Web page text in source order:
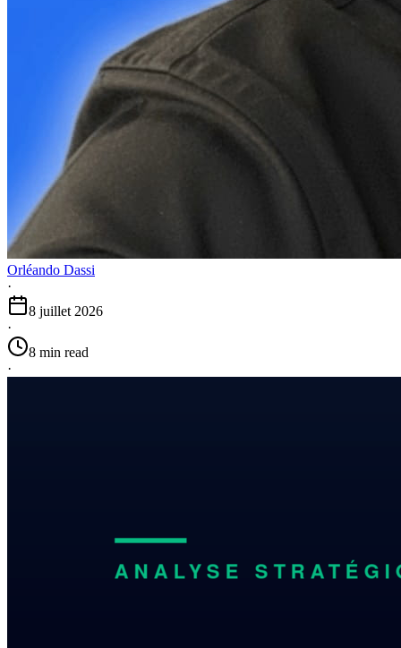
Orléando Dassi
·
8 juillet 2026
·
8 min read
·